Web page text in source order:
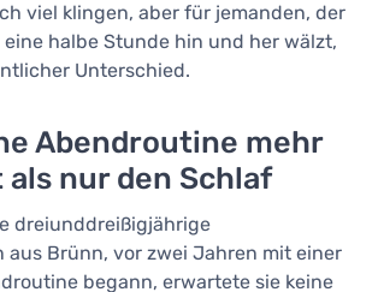
viel klingen, aber für jemanden, der
halbe Stunde hin und her wälzt,
Unterschied.
Abendroutine mehr
nur den Schlaf
dreiunddreißigjährige
aus Brünn, vor zwei Jahren mit einer
begann, erwartete sie keine